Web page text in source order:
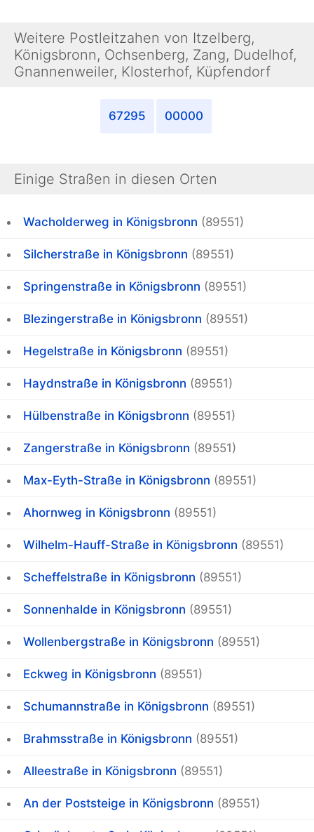
Weitere Postleitzahen von Itzelberg,
Königsbronn, Ochsenberg, Zang, Dudelhof,
Gnannenweiler, Klosterhof, Küpfendorf
67295 00000
Einige Straßen in diesen Orten
Wacholderweg in Königsbronn (89551)
Silcherstraße in Königsbronn (89551)
Springenstraße in Königsbronn (89551)
Blezingerstraße in Königsbronn (89551)
Hegelstraße in Königsbronn (89551)
Haydnstraße in Königsbronn (89551)
Hülbenstraße in Königsbronn (89551)
Zangerstraße in Königsbronn (89551)
Max-Eyth-Straße in Königsbronn (89551)
Ahornweg in Königsbronn (89551)
Wilhelm-Hauff-Straße in Königsbronn (89551)
Scheffelstraße in Königsbronn (89551)
Sonnenhalde in Königsbronn (89551)
Wollenbergstraße in Königsbronn (89551)
Eckweg in Königsbronn (89551)
Schumannstraße in Königsbronn (89551)
Brahmsstraße in Königsbronn (89551)
Alleestraße in Königsbronn (89551)
An der Poststeige in Königsbronn (89551)